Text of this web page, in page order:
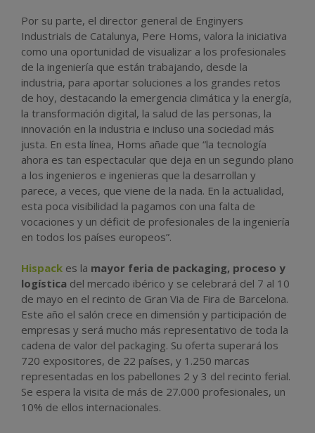
Por su parte, el director general de Enginyers
Industrials de Catalunya, Pere Homs, valora la iniciativa
como una oportunidad de visualizar a los profesionales
de la ingeniería que están trabajando, desde la
industria, para aportar soluciones a los grandes retos
de hoy, destacando la emergencia climática y la energía,
la transformación digital, la salud de las personas, la
innovación en la industria e incluso una sociedad más
justa. En esta línea, Homs añade que “la tecnología
ahora es tan espectacular que deja en un segundo plano
a los ingenieros e ingenieras que la desarrollan y
parece, a veces, que viene de la nada. En la actualidad,
esta poca visibilidad la pagamos con una falta de
vocaciones y un déficit de profesionales de la ingeniería
en todos los países europeos”.
Hispack es la mayor feria de packaging, proceso y
logística del mercado ibérico y se celebrará del 7 al 10
de mayo en el recinto de Gran Via de Fira de Barcelona.
Este año el salón crece en dimensión y participación de
empresas y será mucho más representativo de toda la
cadena de valor del packaging. Su oferta superará los
720 expositores, de 22 países, y 1.250 marcas
representadas en los pabellones 2 y 3 del recinto ferial.
Se espera la visita de más de 27.000 profesionales, un
10% de ellos internacionales.